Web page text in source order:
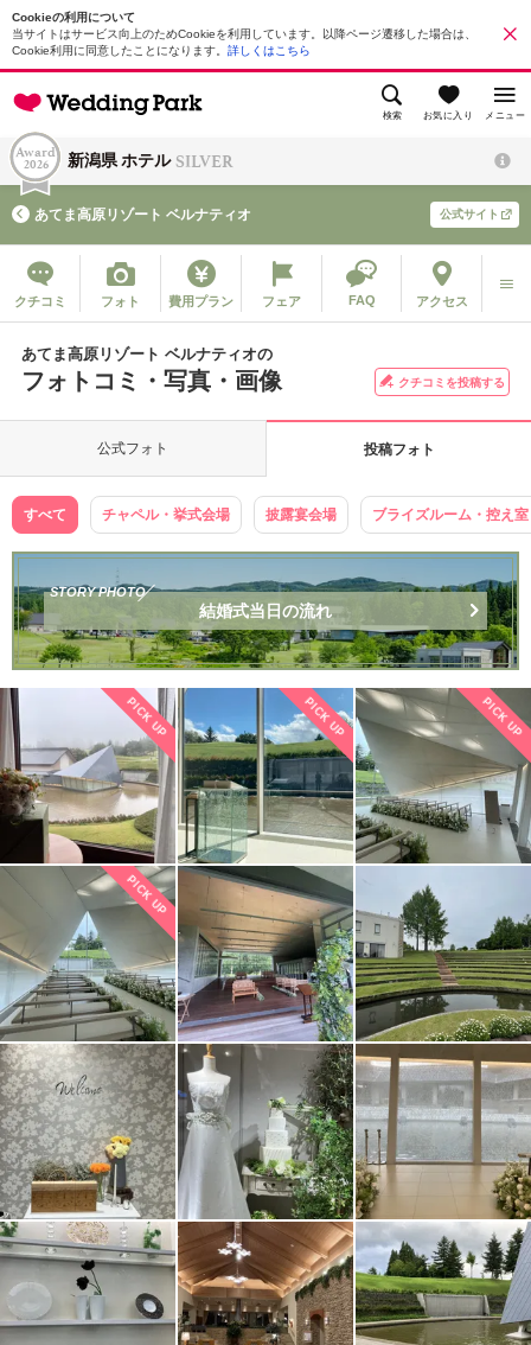
Cookieの利用について
当サイトはサービス向上のためCookieを利用しています。以降ページ遷移した場合は、
Cookie利用に同意したことになります。 詳しくはこちら
検索 お気に入り メニュー
Award
2026 新潟県 ホテル SILVER
あてま高原リゾート ベルナティオ 公式サイト
クチコミ フォト 費用プラン フェア FAQ アクセス
あてま高原リゾート ベルナティオの
フォトコミ・写真・画像 クチコミを投稿する
公式フォト 投稿フォト
すべて チャペル・挙式会場 披露宴会場 ブライズルーム・控え室
STORY PHOTO
結婚式当日の流れ
PICK UP PICK UP PICK UP
PICK UP